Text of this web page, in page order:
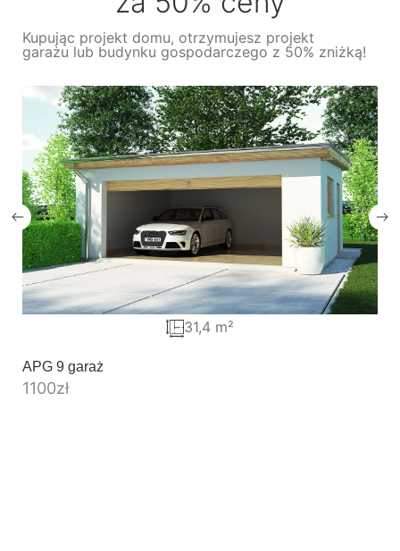
Kupując projekt domu, otrzymujesz projekt
garażu lub budynku gospodarczego z 50% zniżką!
APG 9 garaż
1100zł
31,4 m²